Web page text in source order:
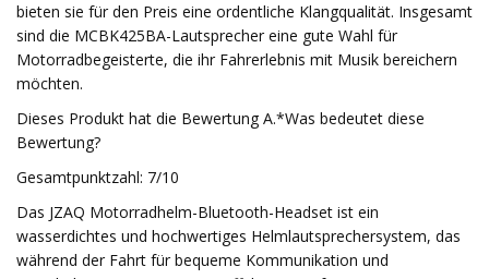
bieten sie für den Preis eine ordentliche Klangqualität. Insgesamt
sind die MCBK425BA-Lautsprecher eine gute Wahl für
Motorradbegeisterte, die ihr Fahrerlebnis mit Musik bereichern
möchten.
Dieses Produkt hat die Bewertung A.*Was bedeutet diese
Bewertung?
Gesamtpunktzahl: 7/10
Das JZAQ Motorradhelm-Bluetooth-Headset ist ein
wasserdichtes und hochwertiges Helmlautsprechersystem, das
während der Fahrt für bequeme Kommunikation und